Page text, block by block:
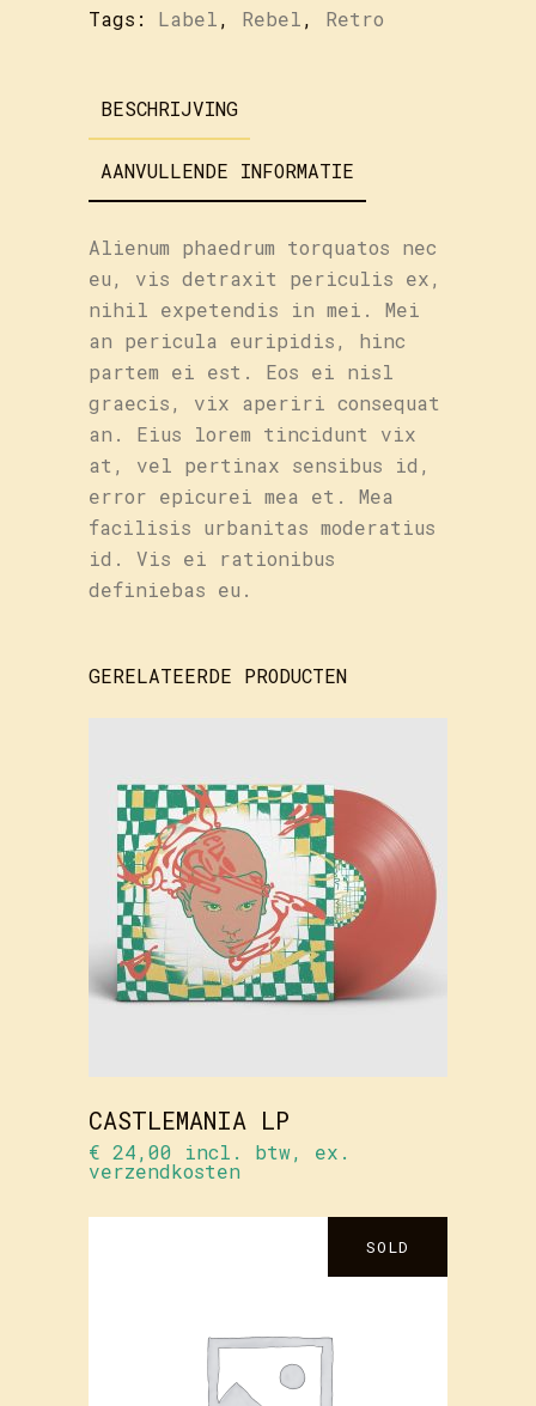
Tags: Label, Rebel, Retro
BESCHRIJVING
AANVULLENDE INFORMATIE
Alienum phaedrum torquatos nec
eu, vis detraxit periculis ex,
nihil expetendis in mei. Mei
an pericula euripidis, hinc
partem ei est. Eos ei nisl
graecis, vix aperiri consequat
an. Eius lorem tincidunt vix
at, vel pertinax sensibus id,
error epicurei mea et. Mea
facilisis urbanitas moderatius
id. Vis ei rationibus
definiebas eu.
GERELATEERDE PRODUCTEN
TOEVOEGEN
AAN
WINKELWAGEN
CASTLEMANIA LP
€ 24,00 incl. btw, ex.
verzendkosten
SOLD
LEES